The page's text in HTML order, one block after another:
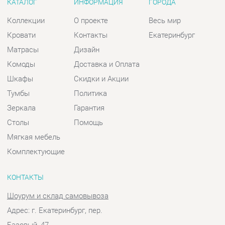
Зеркала
Столы
Мягкая мебель
Комплектующие
Гарантия
Помощь
КОНТАКТЫ
Шоурум и склад самовывоза
Адрес: г. Екатеринбург, пер.
Базовый, 47
Телефон: +7 (903) 000-00-00
Пн - Пт:10:00 - 18:00 (GMT+5)